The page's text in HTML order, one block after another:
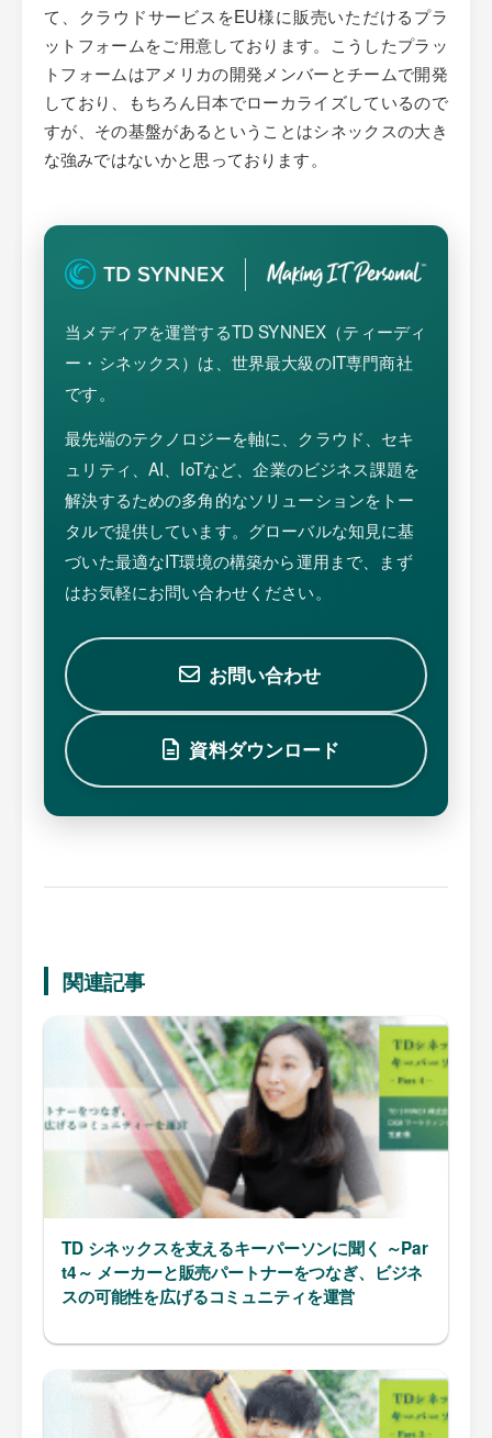
て、クラウドサービスをEU様に販売いただけるプラ
ットフォームをご用意しております。こうしたプラッ
トフォームはアメリカの開発メンバーとチームで開発
しており、もちろん日本でローカライズしているので
すが、その基盤があるということはシネックスの大き
な強みではないかと思っております。
当メディアを運営するTD SYNNEX（ティーディ
ー・シネックス）は、世界最大級のIT専門商社
です。
最先端のテクノロジーを軸に、クラウド、セキ
ュリティ、AI、IoTなど、企業のビジネス課題を
解決するための多角的なソリューションをトー
タルで提供しています。グローバルな知見に基
づいた最適なIT環境の構築から運用まで、まず
はお気軽にお問い合わせください。
お問い合わせ
資料ダウンロード
関連記事
TD シネックスを支えるキーパーソンに聞く ～Par
t4～ メーカーと販売パートナーをつなぎ、ビジネ
スの可能性を広げるコミュニティを運営